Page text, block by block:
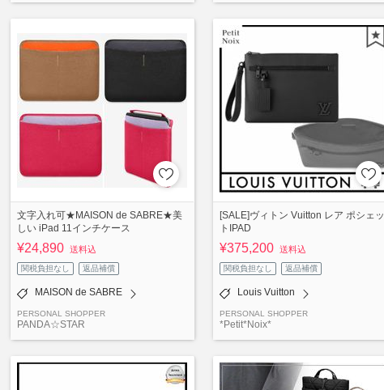
文字入れ可★MAISON de SABRE★美
しい iPad 11インチケース
¥24,890 送料込
関税負担なし 返品補償
MAISON de SABRE
PERSONAL SHOPPER
PANDA☆STAR
[SALE]ヴィトン Vuitton レア ポシェッ
トIPAD
¥375,200 送料込
関税負担なし 返品補償
Louis Vuitton
PERSONAL SHOPPER
*Petit*Noix*